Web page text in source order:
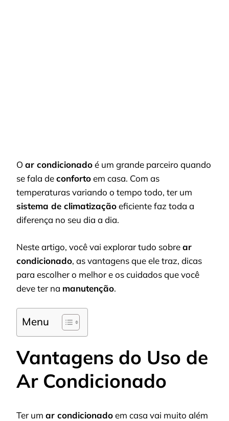
O ar condicionadoé um grande parceiro quando
se fala deconfortoem casa. Com as
temperaturas variando o tempo todo, ter um
sistema de climatizaçãoeficiente faz toda a
diferença no seu dia a dia.
Neste artigo, você vai explorar tudo sobrear
condicionado, as vantagens que ele traz, dicas
para escolher o melhor e os cuidados que você
deve ter na manutenção.
Menu
Vantagens do Uso de
Ar Condicionado
Ter um ar condicionadoem casa vai muito além